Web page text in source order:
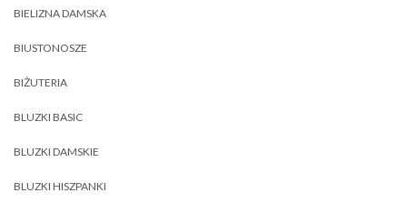
BIELIZNA DAMSKA
BIUSTONOSZE
BIŻUTERIA
BLUZKI BASIC
BLUZKI DAMSKIE
BLUZKI HISZPANKI